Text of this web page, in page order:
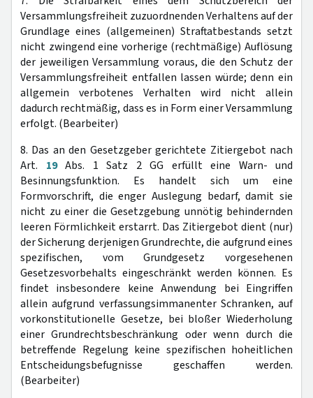
Versammlungsfreiheit zuzuordnenden Verhaltens auf der
Grundlage eines (allgemeinen) Straftatbestands setzt
nicht zwingend eine vorherige (rechtmäßige) Auflösung
der jeweiligen Versammlung voraus, die den Schutz der
Versammlungsfreiheit entfallen lassen würde; denn ein
allgemein verbotenes Verhalten wird nicht allein
dadurch rechtmäßig, dass es in Form einer Versammlung
erfolgt. (Bearbeiter)
8. Das an den Gesetzgeber gerichtete Zitiergebot nach
Art. 19Abs. 1 Satz 2 GG erfüllt eine Warn- und
Besinnungsfunktion. Es handelt sich um eine
Formvorschrift, die enger Auslegung bedarf, damit sie
nicht zu einer die Gesetzgebung unnötig behindernden
leeren Förmlichkeit erstarrt. Das Zitiergebot dient (nur)
der Sicherung derjenigen Grundrechte, die aufgrund eines
spezifischen, vom Grundgesetz vorgesehenen
Gesetzesvorbehalts eingeschränkt werden können. Es
findet insbesondere keine Anwendung bei Eingriffen
allein aufgrund verfassungsimmanenter Schranken, auf
vorkonstitutionelle Gesetze, bei bloßer Wiederholung
einer Grundrechtsbeschränkung oder wenn durch die
betreffende Regelung keine spezifischen hoheitlichen
Entscheidungsbefugnisse geschaffen werden.
(Bearbeiter)